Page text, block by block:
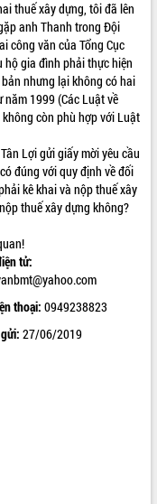
thuế xây dựng, tôi đã lên
anh Thanh trong Đội
công văn của Tổng Cục
hộ gia đình phải thực hiện
nhưng lại không có hai
1999 (Các Luật về
còn phù hợp với Luật
Lợi gửi giấy mời yêu cầu
đúng với quy định về đối
kê khai và nộp thuế xây
thuế xây dựng không?
tử:
thoại: 0949238823
27/06/2019